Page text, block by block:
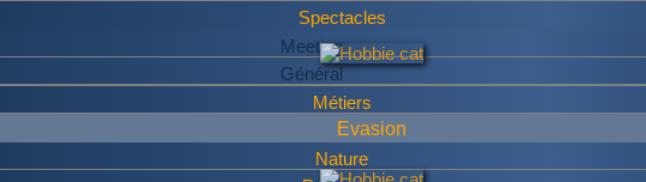
Spectacles
Meeting
Général
Métiers
Evasion
Nature